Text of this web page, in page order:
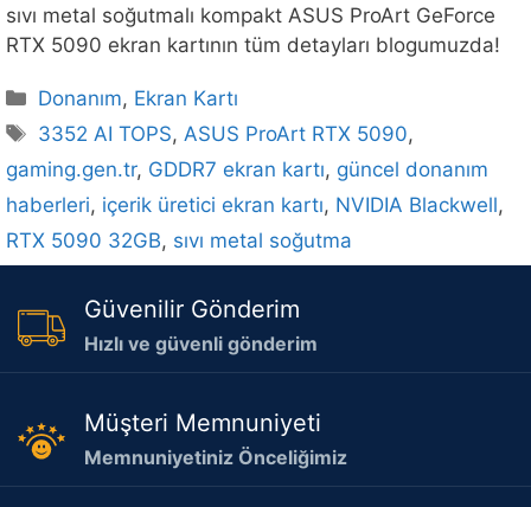
sıvı metal soğutmalı kompakt ASUS ProArt GeForce
RTX 5090 ekran kartının tüm detayları blogumuzda!
Kategoriler
Donanım, Ekran Kartı
Etiketler
3352 AI TOPS,ASUS ProArt RTX 5090,
gaming.gen.tr, GDDR7 ekran kartı, güncel donanım
haberleri, içerik üretici ekran kartı, NVIDIA Blackwell,
RTX 5090 32GB, sıvı metal soğutma
Güvenilir Gönderim
Hızlı ve güvenli gönderim
Müşteri Memnuniyeti
Memnuniyetiniz Önceliğimiz